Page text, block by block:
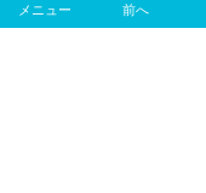
メニュー 前へ